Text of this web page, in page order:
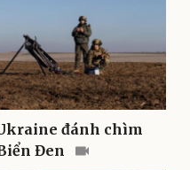
đánh chìm
Đen